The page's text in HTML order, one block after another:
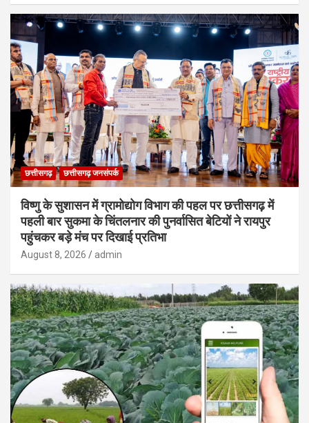
छत्तीसगढ़ छत्तीसगढ़ जनसंपर्क
विष्णु के सुशासन में ग्रामोद्योग विभाग की पहल पर छत्तीसगढ़ में
पहली बार सुकमा के चिंतलनार की पुनर्वासित बेटियों ने रायपुर
पहुंचकर बड़े मंच पर दिखाई प्रतिभा
August 8, 2026 admin